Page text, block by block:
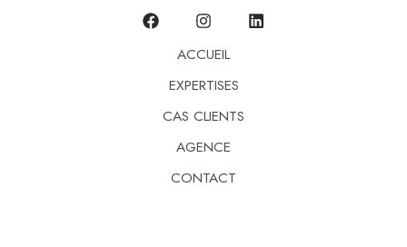
ACCUEIL
EXPERTISES
CAS CLIENTS
AGENCE
CONTACT